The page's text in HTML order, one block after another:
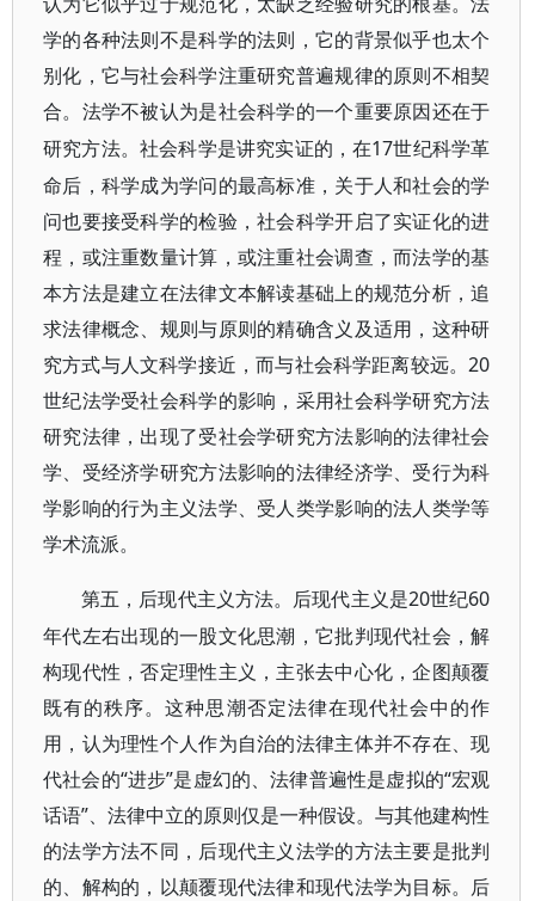
认为它似乎过于规范化，太缺乏经验研究的根基。法
学的各种法则不是科学的法则，它的背景似乎也太个
别化，它与社会科学注重研究普遍规律的原则不相契
合。法学不被认为是社会科学的一个重要原因还在于
研究方法。社会科学是讲究实证的，在17世纪科学革
命后，科学成为学问的最高标准，关于人和社会的学
问也要接受科学的检验，社会科学开启了实证化的进
程，或注重数量计算，或注重社会调查，而法学的基
本方法是建立在法律文本解读基础上的规范分析，追
求法律概念、规则与原则的精确含义及适用，这种研
究方式与人文科学接近，而与社会科学距离较远。20
世纪法学受社会科学的影响，采用社会科学研究方法
研究法律，出现了受社会学研究方法影响的法律社会
学、受经济学研究方法影响的法律经济学、受行为科
学影响的行为主义法学、受人类学影响的法人类学等
学术流派。
第五，后现代主义方法。后现代主义是20世纪60
年代左右出现的一股文化思潮，它批判现代社会，解
构现代性，否定理性主义，主张去中心化，企图颠覆
既有的秩序。这种思潮否定法律在现代社会中的作
用，认为理性个人作为自治的法律主体并不存在、现
代社会的“进步”是虚幻的、法律普遍性是虚拟的“宏观
话语”、法律中立的原则仅是一种假设。与其他建构性
的法学方法不同，后现代主义法学的方法主要是批判
的、解构的，以颠覆现代法律和现代法学为目标。后